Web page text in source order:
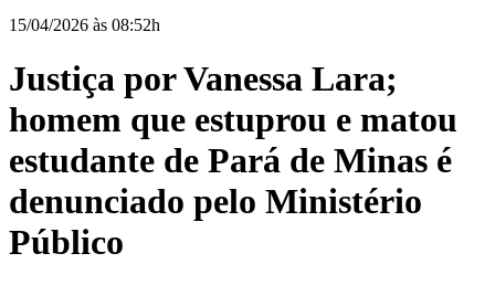
15/04/2026 às 08:52h
Justiça por Vanessa Lara;
homem que estuprou e matou
estudante de Pará de Minas é
denunciado pelo Ministério
Público